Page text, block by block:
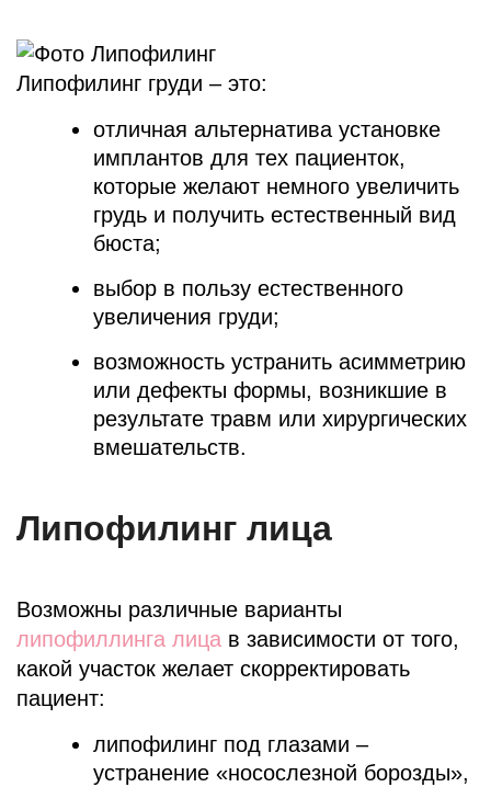
Липофилинг груди – это:
отличная альтернатива установке
имплантов для тех пациенток,
которые желают немного увеличить
грудь и получить естественный вид
бюста;
выбор в пользу естественного
увеличения груди;
возможность устранить асимметрию
или дефекты формы, возникшие в
результате травм или хирургических
вмешательств.
Липофилинг лица
Возможны различные варианты
липофиллинга лица в зависимости от того,
какой участок желает скорректировать
пациент:
липофилинг под глазами –
устранение «носослезной борозды»,